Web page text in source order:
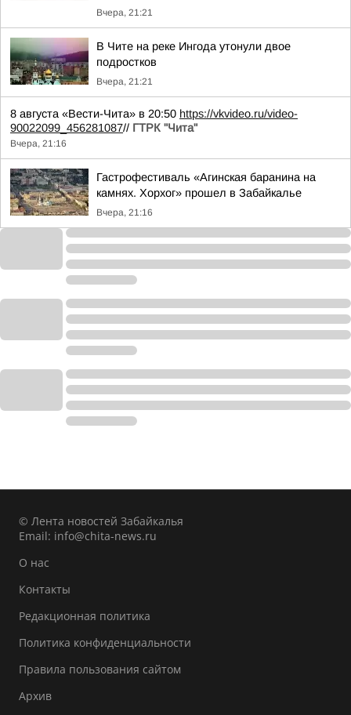
Вчера, 21:21
В Чите на реке Ингода утонули двое
подростков
Вчера, 21:21
8 августа «Вести-Чита» в 20:50 https://vkvideo.ru/video-
90022099_456281087// ГТРК "Чита"
Вчера, 21:16
Гастрофестиваль «Агинская баранина на
камнях. Хорхог» прошел в Забайкалье
Вчера, 21:16
© Лента новостей Забайкалья
Email: info@chita-news.ru
О нас
Контакты
Редакционная политика
Политика конфиденциальности
Правила пользования сайтом
Архив